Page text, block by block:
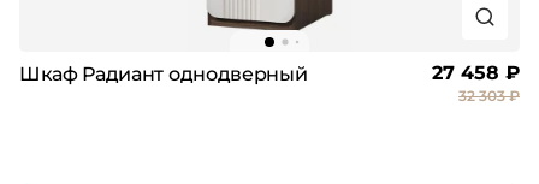
Шкаф Радиант однодверный 27 458 ₽
32 303 ₽